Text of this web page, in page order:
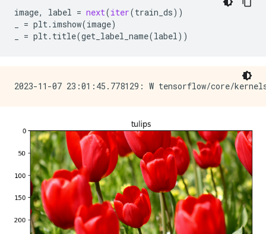
image, label = next(iter(train_ds))
= plt . imshow(image)
= plt . title(get_label_name(label ))